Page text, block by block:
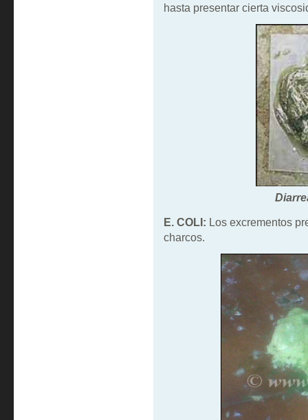
hasta presentar cierta
E. COLI: Los excrementos
charcos.